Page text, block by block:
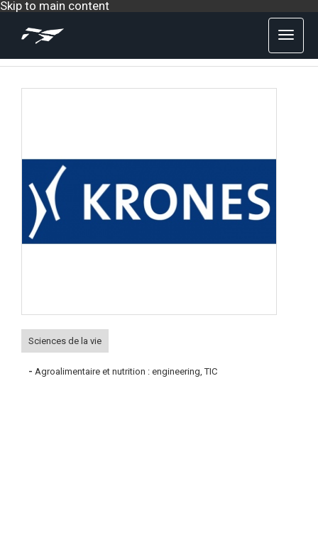
Skip to main content
Sciences de la vie
- Agroalimentaire et nutrition : engineering, TIC